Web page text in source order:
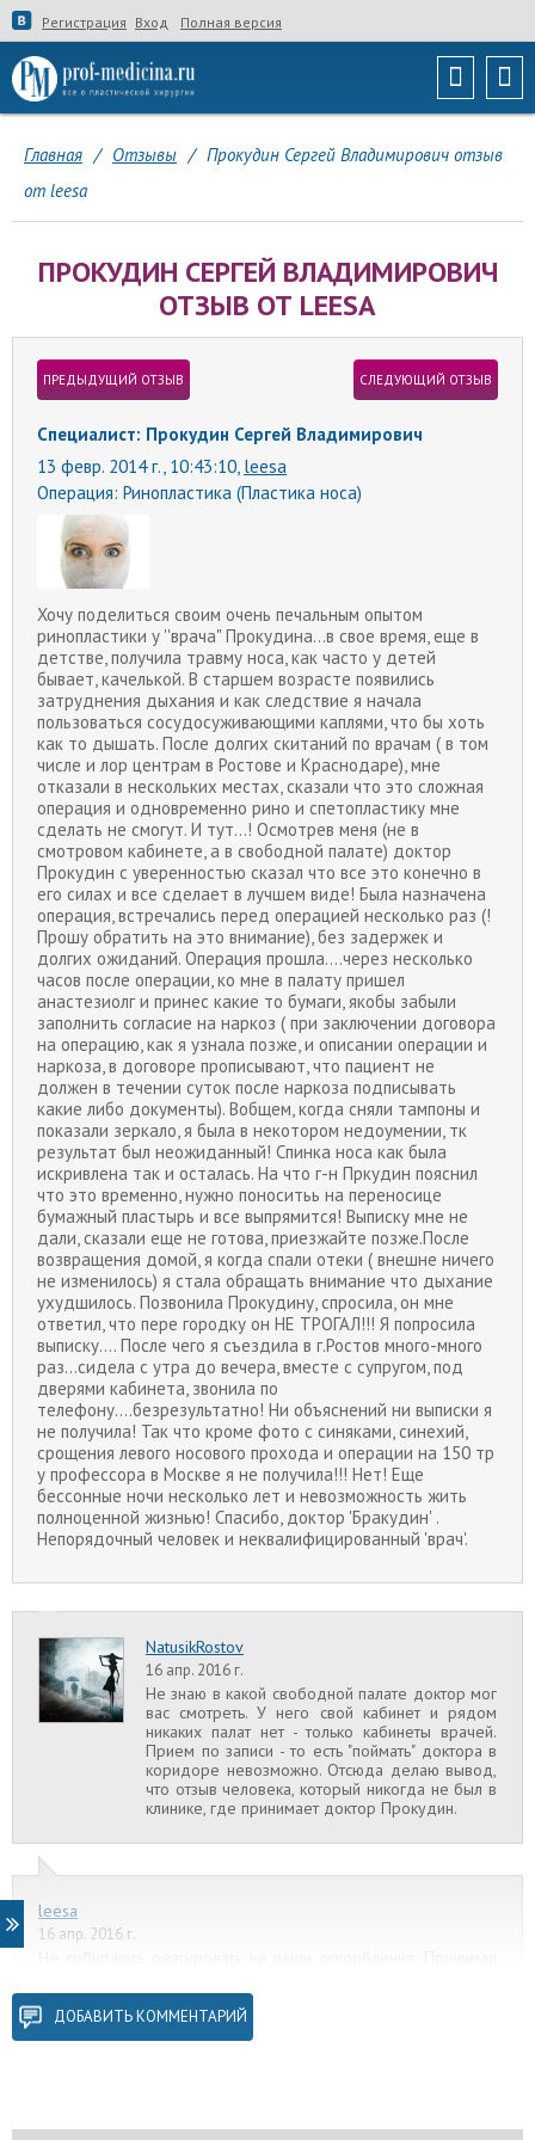
Регистрация Вход Полная версия
Главная / Отзывы / Прокудин Сергей Владимирович отзыв
от leesa
ПРОКУДИН СЕРГЕЙ ВЛАДИМИРОВИЧ
ОТЗЫВ ОТ LEESA
ПРЕДЫДУЩИЙ ОТЗЫВ СЛЕДУЮЩИЙ ОТЗЫВ
Специалист: Прокудин Сергей Владимирович
13 февр. 2014 г., 10:43:10, leesa
Операция: Ринопластика (Пластика носа)
Хочу поделиться своим очень печальным опытом
ринопластики у ''врача" Прокудина...в свое время, еще в
детстве, получила травму носа, как часто у детей
бывает, качелькой. В старшем возрасте появились
затруднения дыхания и как следствие я начала
пользоваться сосудосуживающими каплями, что бы хоть
как то дышать. После долгих скитаний по врачам ( в том
числе и лор центрам в Ростове и Краснодаре), мне
отказали в нескольких местах, сказали что это сложная
операция и одновременно рино и спетопластику мне
сделать не смогут. И тут...! Осмотрев меня (не в
смотровом кабинете, а в свободной палате) доктор
Прокудин с уверенностью сказал что все это конечно в
его силах и все сделает в лучшем виде! Была назначена
операция, встречались перед операцией несколько раз (!
Прошу обратить на это внимание), без задержек и
долгих ожиданий. Операция прошла....через несколько
часов после операции, ко мне в палату пришел
анастезиолг и принес какие то бумаги, якобы забыли
заполнить согласие на наркоз ( при заключении договора
на операцию, как я узнала позже, и описании операции и
наркоза, в договоре прописывают, что пациент не
должен в течении суток после наркоза подписывать
какие либо документы). Вобщем, когда сняли тампоны и
показали зеркало, я была в некотором недоумении, тк
результат был неожиданный! Спинка носа как была
искривлена так и осталась. На что г-н Пркудин пояснил
что это временно, нужно поноситьь на переносице
бумажный пластырь и все выпрямится! Выписку мне не
дали, сказали еще не готова, приезжайте позже.После
возвращения домой, я когда спали отеки ( внешне ничего
не изменилось) я стала обращать внимание что дыхание
ухудшилось. Позвонила Прокудину, спросила, он мне
ответил, что пере городку он НЕ ТРОГАЛ!!! Я попросила
выписку.... После чего я съездила в г.Ростов много-много
раз...сидела с утра до вечера, вместе с супругом, под
дверями кабинета, звонила по
телефону....безрезультатно! Ни объяснений ни выписки я
не получила! Так что кроме фото с синяками, синехий,
срощения левого носового прохода и операции на 150 тр
у профессора в Москве я не получила!!! Нет! Еще
бессонные ночи несколько лет и невозможность жить
полноценной жизнью! Спасибо, доктор 'Бракудин' .
Непорядочный человек и неквалифицированный 'врач'.
NatusikRostov
16 апр. 2016 г.
Не знаю в какой свободной палате доктор мог
вас смотреть. У него свой кабинет и рядом
никаких палат нет - только кабинеты врачей.
Прием по записи - то есть "поймать" доктора в
коридоре невозможно. Отсюда делаю вывод,
что отзыв человека, который никогда не был в
клинике, где принимает доктор Прокудин.
leesa
16 апр. 2016 г.
на приём, на тел не отвечал и дежурила я возле асбинета
безуспешно. Мои факты останутся при мне , а ваше мнение
при вас. Не собираюсь переубеждать ни кого, что было то
ДОБАВИТЬ КОММЕНТАРИЙ